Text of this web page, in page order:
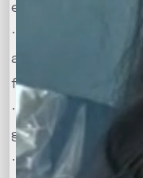
e concetti della
· Capacità di
analisi geografica
fisici e sociali
· Conoscenza
geografiche e
· Competenza